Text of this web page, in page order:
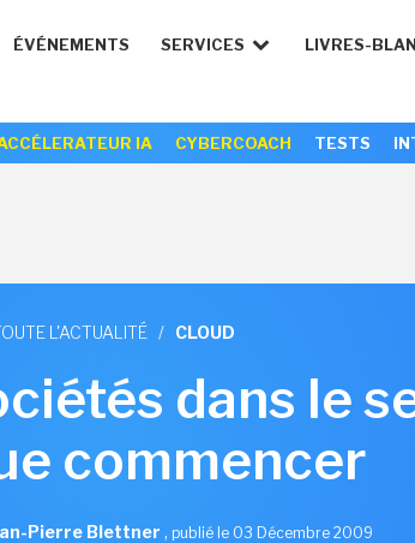
ÉVÉNEMENTS SERVICES LIVRES-
IA CYBERCOACH TESTS
L'ACTUALITÉ / CLOUD
dans le
commencer
Pierre Blettner , publié le 03 Décembre 2009